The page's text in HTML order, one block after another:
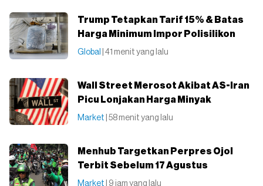
Trump Tetapkan Tarif 15% & Batas
Harga Minimum Impor Polisilikon
Global | 41 menit yang lalu
Wall Street Merosot Akibat AS-Iran
Picu Lonjakan Harga Minyak
Market | 58 menit yang lalu
Menhub Targetkan Perpres Ojol
Terbit Sebelum 17 Agustus
Market | 9 jam yang lalu